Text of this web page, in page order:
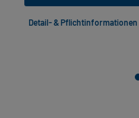
Detail- & Pflichtinformationen